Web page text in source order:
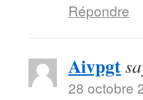
Répondre
Aivpgt
28 octobre